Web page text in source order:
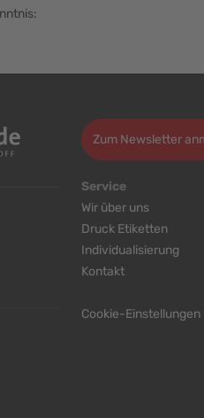
Zum Newsletter
Service
Wir über uns
Druck Etiketten
Individualisierung
Kontakt
Cookie-